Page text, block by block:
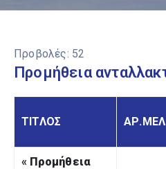
Προβολές: 52
Προμήθεια
ΤΙΤΛΟΣ
« Προμήθεια